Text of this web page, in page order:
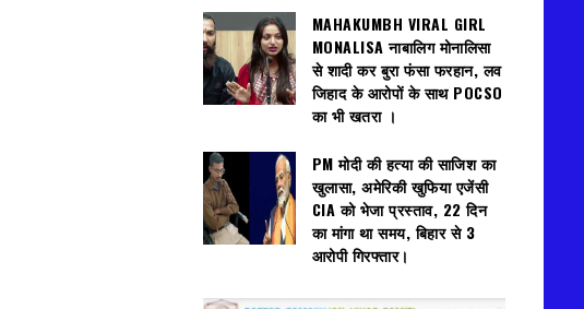
MAHAKUMBH VIRAL GIRL
MONALISA नाबालिग मोनालिसा
से शादी कर बुरा फंसा फरहान, लव
जिहाद के आरोपों के साथ POCSO
का भी खतरा ।
PM मोदी की हत्या की साजिश का
खुलासा, अमेरिकी खुफिया एजेंसी
CIA को भेजा प्रस्ताव, 22 दिन
का मांगा था समय, बिहार से 3
आरोपी गिरफ्तार।